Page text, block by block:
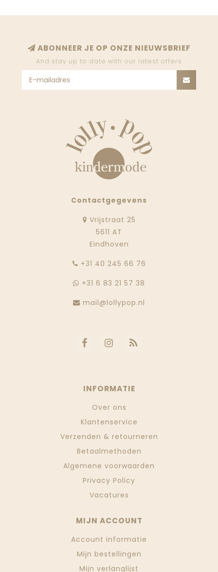
ABONNEER JE OP ONZE NIEUWSBRIEF
And stay up to date with our latest offers
Contactgegevens
Vrijstraat 25
5611 AT
Eindhoven
‭+31 40 245 66 76
+31 6 83 21 57 38
mail@lollypop.nl
INFORMATIE
Over ons
Klantenservice
Verzenden & retourneren
Betaalmethoden
Algemene voorwaarden
Privacy Policy
Vacatures
MIJN ACCOUNT
Account informatie
Mijn bestellingen
Mijn verlanglijst